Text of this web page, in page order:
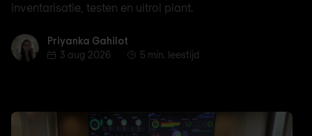
inventarisatie, testen en uitrol plant.
Priyanka Gahilot
Priyanka Gahilot
3 aug 2026
5 min. leestijd